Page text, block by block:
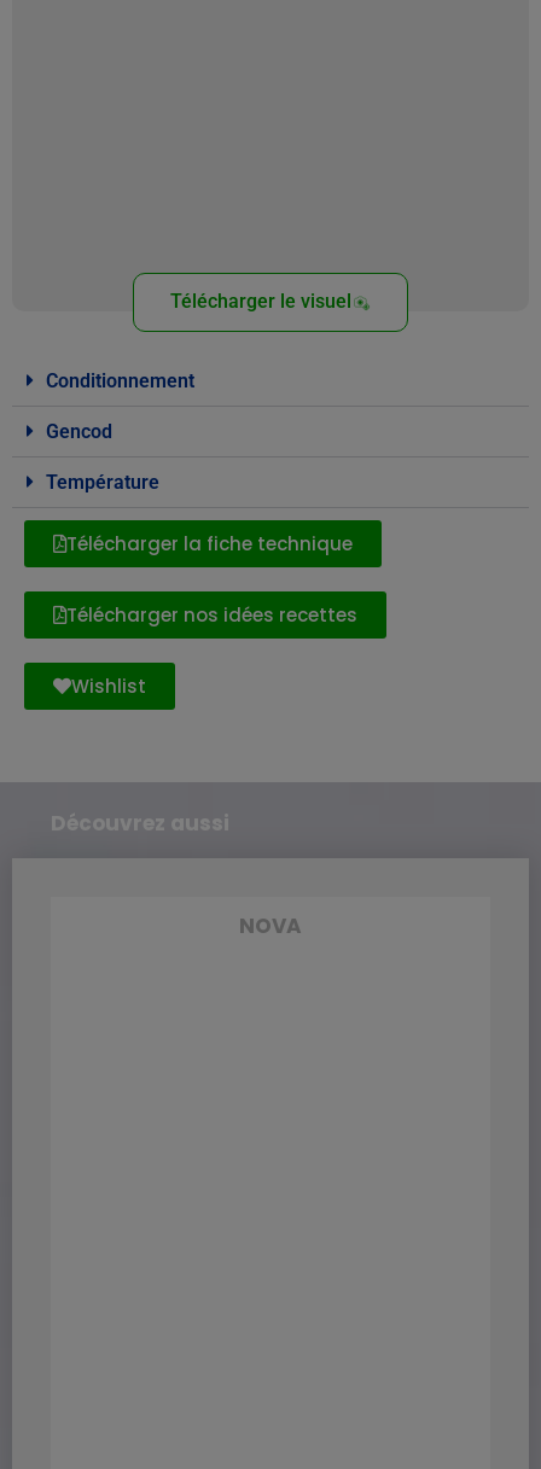
Télécharger le visuel
Conditionnement
Gencod
Température
Télécharger la fiche technique
Télécharger nos idées recettes
Wishlist
Découvrez aussi
NOVA